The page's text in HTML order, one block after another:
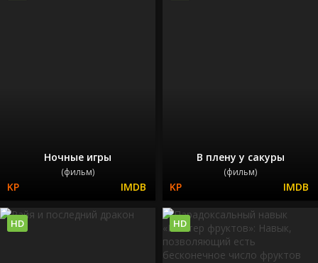
Ночные игры
(фильм)
В плену у сакуры
(фильм)
HD HD